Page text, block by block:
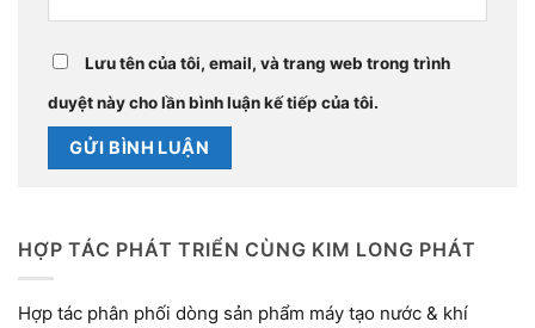
Lưu tên của tôi, email, và trang web trong trình
duyệt này cho lần bình luận kế tiếp của tôi.
HỢP TÁC PHÁT TRIỂN CÙNG KIM LONG PHÁT
Hợp tác phân phối dòng sản phẩm máy tạo nước & khí